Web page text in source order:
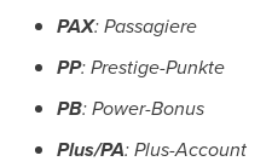
PAX: Passagiere
PP: Prestige-Punkte
PB: Power-Bonus
Plus/PA: Plus-Account